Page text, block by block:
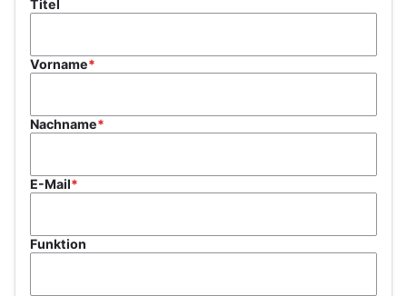
Titel
Vorname
Nachname
E-Mail
Funktion